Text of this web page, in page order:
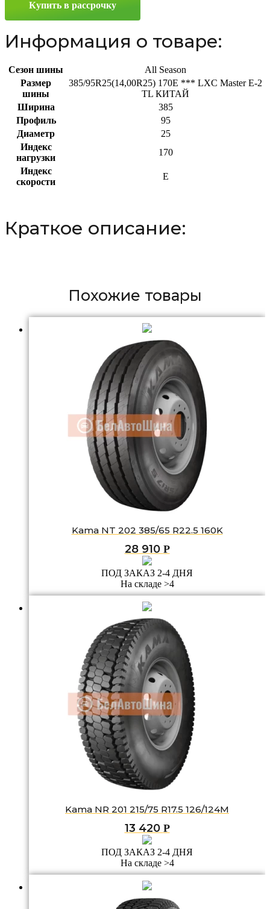
Купить в рассрочку
Информация о товаре:
Сезон шины
All Season
Размер
шины
385/95R25(14,00R25) 170E *** LXC Master E-2
TL КИТАЙ
Ширина
385
Профиль
95
Диаметр
25
Индекс
нагрузки
170
Индекс
скорости
E
Краткое описание:
Похожие товары
Kama NT 202 385/65 R22.5 160K
28 910 Р
ПОД ЗАКАЗ 2-4 ДНЯ
На складе >4
Kama NR 201 215/75 R17.5 126/124M
13 420 Р
ПОД ЗАКАЗ 2-4 ДНЯ
На складе >4